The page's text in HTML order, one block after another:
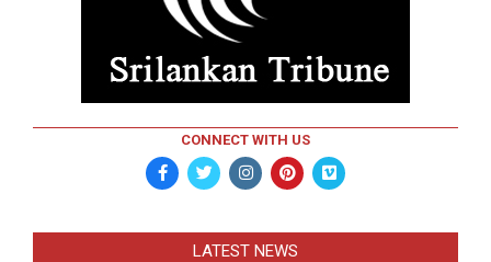
CONNECT WITH US
LATEST NEWS